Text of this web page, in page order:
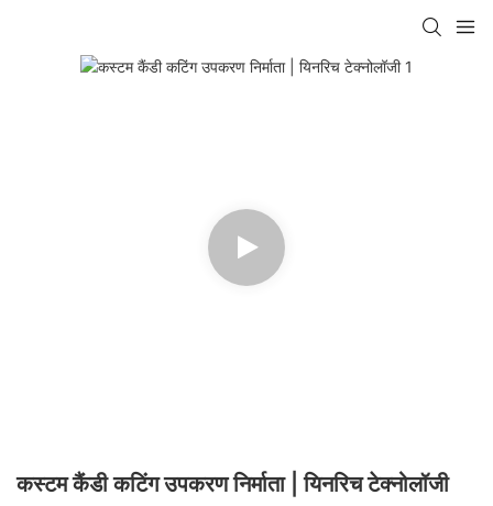
कस्टम कैंडी कटिंग उपकरण निर्माता | यिनरिच टेक्नोलॉजी